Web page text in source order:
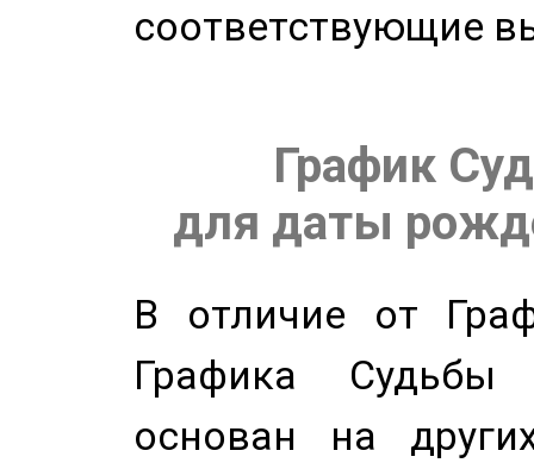
соответствующие
График
для даты
В отличие от
Графика
основан на